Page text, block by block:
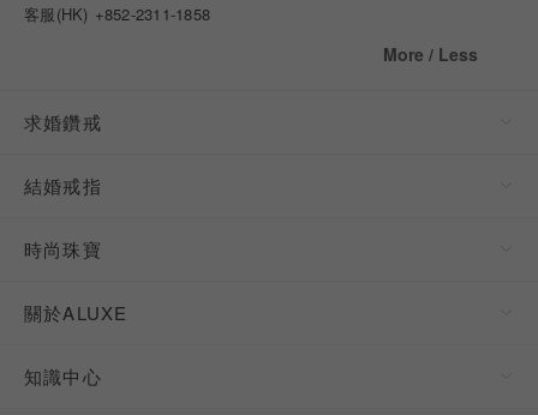
客服(HK) +852-2311-1858
More / Less
求婚鑽戒
結婚戒指
時尚珠寶
關於ALUXE
知識中心